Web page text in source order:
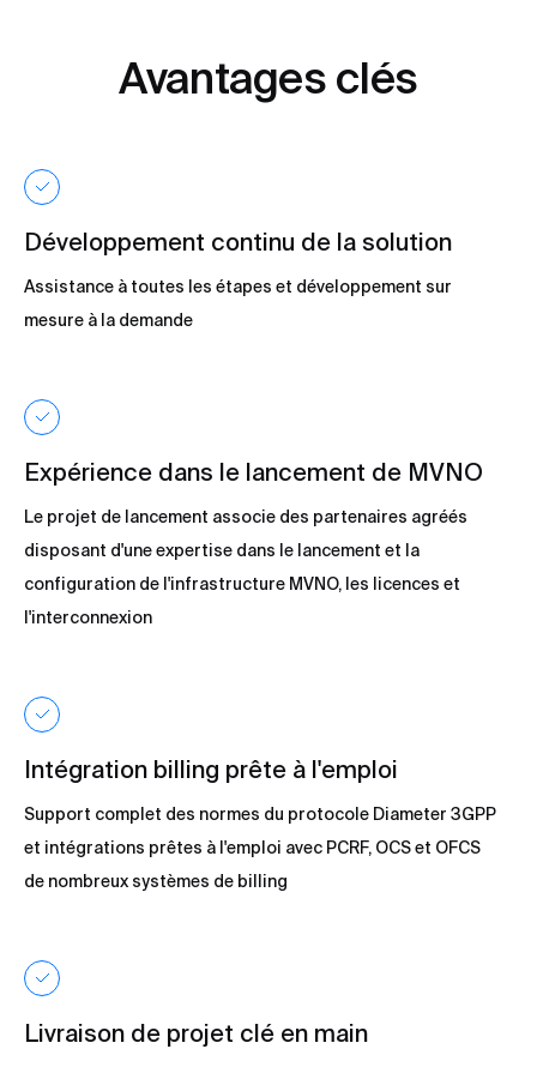
Avantages clés
Développement continu de la solution
Assistance à toutes les étapes et développement sur
mesure à la demande
Expérience dans le lancement de MVNO
Le projet de lancement associe des partenaires agréés
disposant d'une expertise dans le lancement et la
configuration de l'infrastructure MVNO, les licences et
l'interconnexion
Intégration billing prête à l'emploi
Support complet des normes du protocole Diameter 3GPP
et intégrations prêtes à l'emploi avec PCRF, OCS et OFCS
de nombreux systèmes de billing
Livraison de projet clé en main